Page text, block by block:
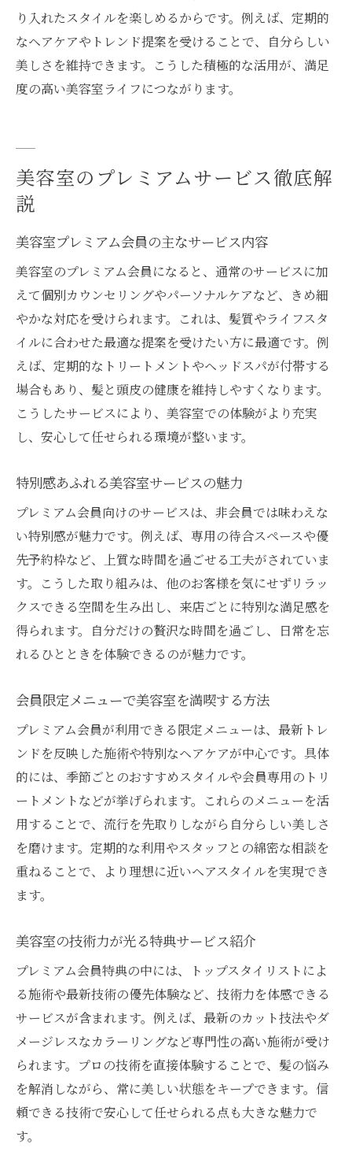
り入れたスタイルを楽しめるからです。例えば、定期的
なヘアケアやトレンド提案を受けることで、自分らしい
美しさを維持できます。こうした積極的な活用が、満足
度の高い美容室ライフにつながります。
美容室のプレミアムサービス徹底解
説
美容室プレミアム会員の主なサービス内容
美容室のプレミアム会員になると、通常のサービスに加
えて個別カウンセリングやパーソナルケアなど、きめ細
やかな対応を受けられます。これは、髪質やライフスタ
イルに合わせた最適な提案を受けたい方に最適です。例
えば、定期的なトリートメントやヘッドスパが付帯する
場合もあり、髪と頭皮の健康を維持しやすくなります。
こうしたサービスにより、美容室での体験がより充実
し、安心して任せられる環境が整います。
特別感あふれる美容室サービスの魅力
プレミアム会員向けのサービスは、非会員では味わえな
い特別感が魅力です。例えば、専用の待合スペースや優
先予約枠など、上質な時間を過ごせる工夫がされていま
す。こうした取り組みは、他のお客様を気にせずリラッ
クスできる空間を生み出し、来店ごとに特別な満足感を
得られます。自分だけの贅沢な時間を過ごし、日常を忘
れるひとときを体験できるのが魅力です。
会員限定メニューで美容室を満喫する方法
プレミアム会員が利用できる限定メニューは、最新トレ
ンドを反映した施術や特別なヘアケアが中心です。具体
的には、季節ごとのおすすめスタイルや会員専用のトリ
ートメントなどが挙げられます。これらのメニューを活
用することで、流行を先取りしながら自分らしい美しさ
を磨けます。定期的な利用やスタッフとの綿密な相談を
重ねることで、より理想に近いヘアスタイルを実現でき
ます。
美容室の技術力が光る特典サービス紹介
プレミアム会員特典の中には、トップスタイリストによ
る施術や最新技術の優先体験など、技術力を体感できる
サービスが含まれます。例えば、最新のカット技法やダ
メージレスなカラーリングなど専門性の高い施術が受け
られます。プロの技術を直接体験することで、髪の悩み
を解消しながら、常に美しい状態をキープできます。信
頼できる技術で安心して任せられる点も大きな魅力で
す。